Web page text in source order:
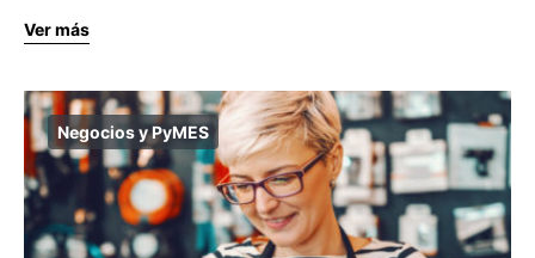
Ver más
Negocios y PyMES